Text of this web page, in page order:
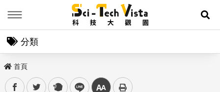
展
分類
首頁
facebooktwitter plurk line 中